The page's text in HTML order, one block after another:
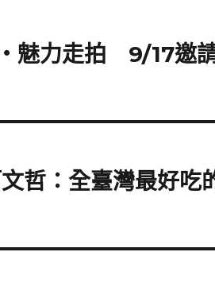
‧魅力走拍 9/17邀
哲：全臺灣最好吃